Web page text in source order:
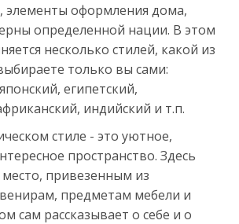
элементы оформления дома,
определенной нации. В этом
несколько стилей, какой из
только вы сами:
египетский,
индийский и т.п.
стиле - это уютное,
пространство. Здесь
место, привезенным из
предметам мебели и
сам рассказывает о себе и о